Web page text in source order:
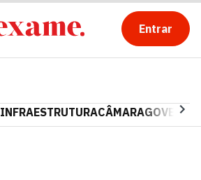
Entrar
INFRAESTRUTURACÂMARAGOVERNO